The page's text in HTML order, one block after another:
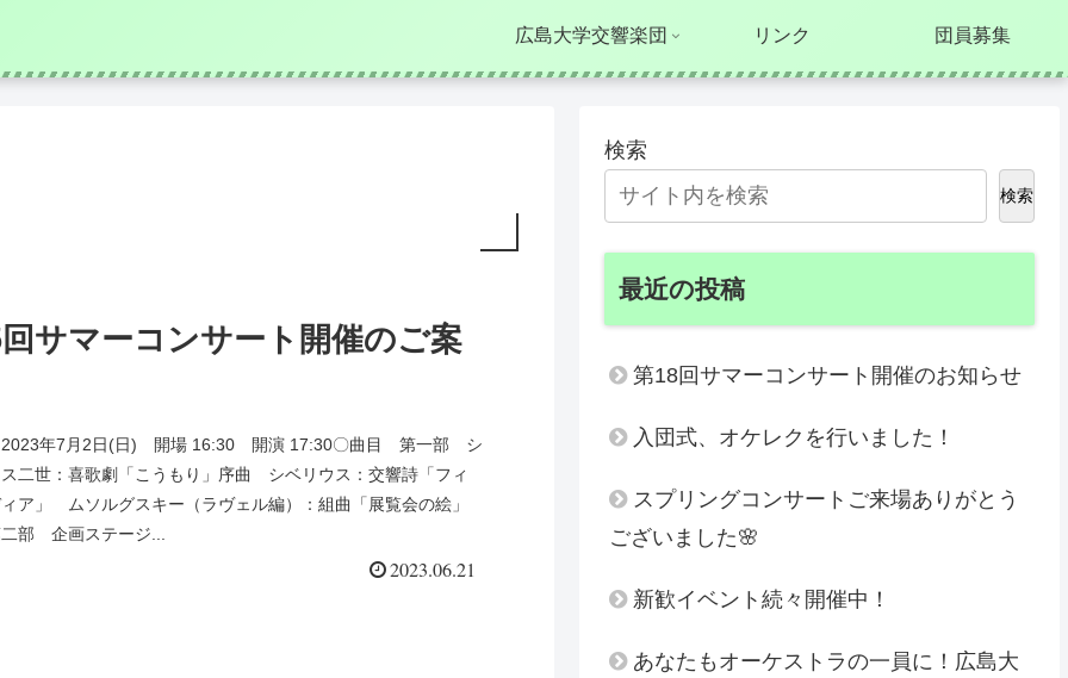
広島大学交響楽団 リンク 団員募集
サマーコンサート開催のご案
年7月2日(日) 開場 16:30 開演 17:30〇曲目 第一部 シ
ス二世：喜歌劇「こうもり」序曲 シベリウス：交響詩「フィ
ア」 ムソルグスキー（ラヴェル編）：組曲「展覧会の絵」
部 企画ステージ...
2023.06.21
検索
検索
最近の投稿
第18回サマーコンサート開催のお知らせ
入団式、オケレクを行いました！
スプリングコンサートご来場ありがとう
ございました🌸
新歓イベント続々開催中！
あなたもオーケストラの一員に！広島大